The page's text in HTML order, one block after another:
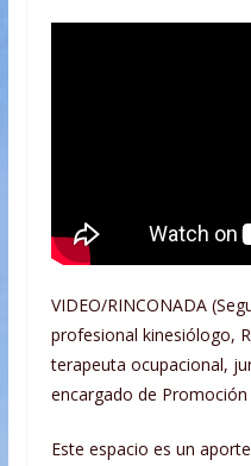
VIDEO/RINCONADA
profesional kinesiólogo,
terapeuta ocupacional,
encargado de Promoción
Este espacio es un